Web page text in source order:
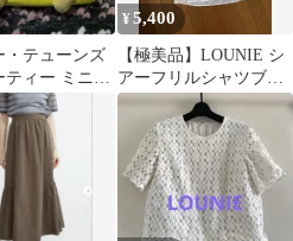
・テューンズ
ティー ミニト
グ
¥5,400
【極美品】LOUNIE シ
アーフリルシャツブラ
ウス 38